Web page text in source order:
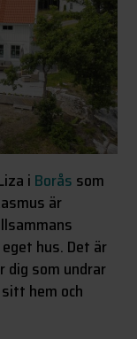
i Borås som
är
hus. Det är
dig som undrar
hem och